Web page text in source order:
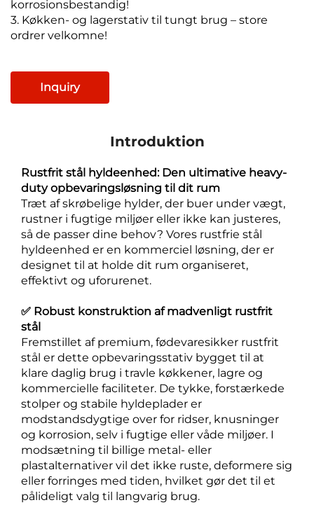
korrosionsbestandig!
3. Køkken- og lagerstativ til tungt brug – store
ordrer velkomne!
Inquiry
Introduktion
Rustfrit stål hyldeenhed: Den ultimative heavy-
duty opbevaringsløsning til dit rum
Træt af skrøbelige hylder, der buer under vægt,
rustner i fugtige miljøer eller ikke kan justeres,
så de passer dine behov? Vores rustfrie stål
hyldeenhed er en kommerciel løsning, der er
designet til at holde dit rum organiseret,
effektivt og uforurenet.
✅ Robust konstruktion af madvenligt rustfrit
stål
Fremstillet af premium, fødevaresikker rustfrit
stål er dette opbevaringsstativ bygget til at
klare daglig brug i travle køkkener, lagre og
kommercielle faciliteter. De tykke, forstærkede
stolper og stabile hyldeplader er
modstandsdygtige over for ridser, knusninger
og korrosion, selv i fugtige eller våde miljøer. I
modsætning til billige metal- eller
plastalternativer vil det ikke ruste, deformere sig
eller forringes med tiden, hvilket gør det til et
pålideligt valg til langvarig brug.